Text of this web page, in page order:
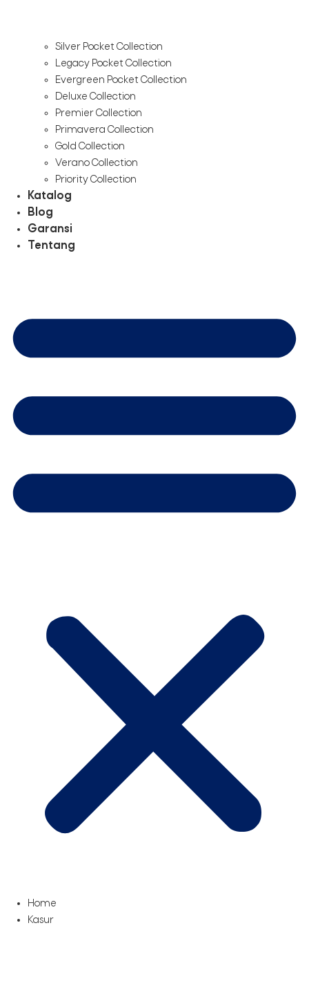
Silver Pocket Collection
Legacy Pocket Collection
Evergreen Pocket Collection
Deluxe Collection
Premier Collection
Primavera Collection
Gold Collection
Verano Collection
Priority Collection
Katalog
Blog
Garansi
Tentang
Home
Kasur